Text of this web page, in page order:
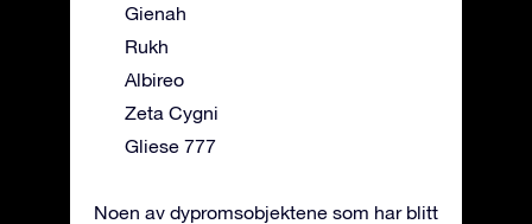
Gienah
Rukh
Albireo
Zeta Cygni
Gliese 777
Noen av dypromsobjektene som har blitt